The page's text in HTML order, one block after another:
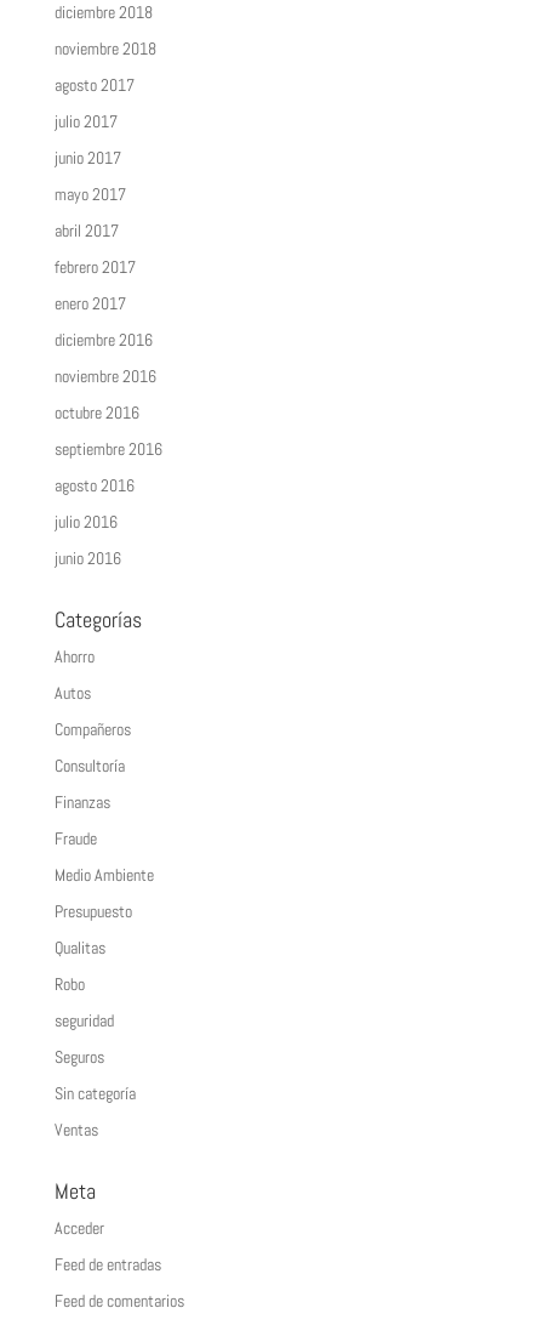
diciembre 2018
noviembre 2018
agosto 2017
julio 2017
junio 2017
mayo 2017
abril 2017
febrero 2017
enero 2017
diciembre 2016
noviembre 2016
octubre 2016
septiembre 2016
agosto 2016
julio 2016
junio 2016
Categorías
Ahorro
Autos
Compañeros
Consultoría
Finanzas
Fraude
Medio Ambiente
Presupuesto
Qualitas
Robo
seguridad
Seguros
Sin categoría
Ventas
Meta
Acceder
Feed de entradas
Feed de comentarios